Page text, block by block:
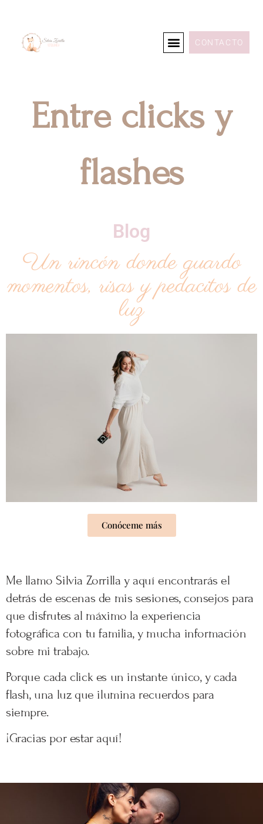
CONTACTO
Entre clicks y
flashes
Blog
Un rincón donde guardo
momentos, risas y pedacitos de
luz
Conóceme más
Me llamo Silvia Zorrilla y aquí encontrarás el
detrás de escenas de mis sesiones, consejos para
que disfrutes al máximo la experiencia
fotográfica con tu familia, y mucha información
sobre mi trabajo.
Porque cada click es un instante único, y cada
flash, una luz que ilumina recuerdos para
siempre.
¡Gracias por estar aquí!